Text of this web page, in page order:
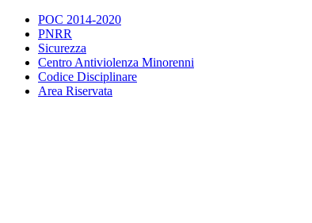
POC 2014-2020
PNRR
Sicurezza
Centro Antiviolenza Minorenni
Codice Disciplinare
Area Riservata